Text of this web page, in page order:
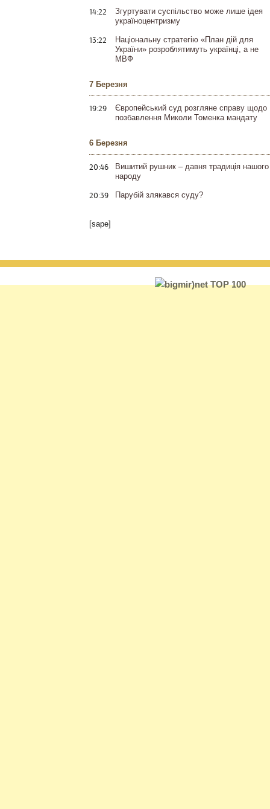
14:22
Згуртувати суспільство може лише ідея
україноцентризму
13:22
Національну стратегію «План дій для
України» розроблятимуть українці, а не
МВФ
7 Березня
19:29
Європейський суд розгляне справу щодо
позбавлення Миколи Томенка мандату
6 Березня
20:46
Вишитий рушник – давня традиція нашого
народу
20:39 Парубій злякався суду?
[sape]